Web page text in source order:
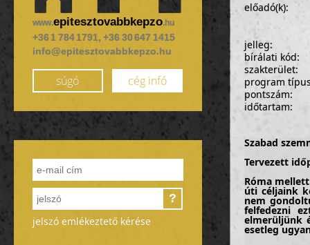
www.epitesztovabbkepzo.hu
+36 1 784 1791, +36 30 647 1415
info@epitesztovabbkepzo.hu
súgó cég infó
?
jelszó emlékeztető kérése
előadó(k):
jelleg:
bírálati kód:
szakterület:
program
pontszám:
időtartam:
Szabad
Tervezett
Róma
úti céljaink
nem
felfedezni
elmerüljünk
esetleg